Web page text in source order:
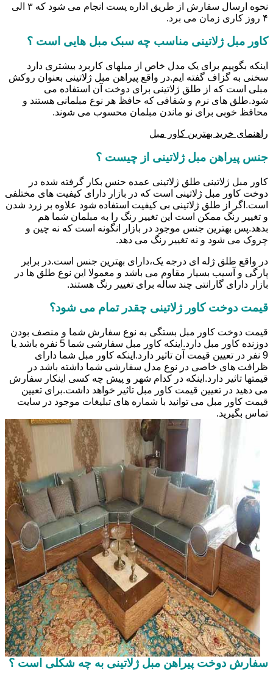
نحوه ارسال سفارش از طریق اداره پست انجام می شود که ۳ الی
۴ روز کاری زمان می برد.
کاور مبل ژلاتینی مناسب چه سبک مبل هایی است ؟
اینکه بگوییم برای یک مدل خاص از مبلهای کاربرد بیشتری دارد
سخنی به گزاف گفته ایم.در واقع پیراهن مبل ژلاتینی بعنوان روکش
مبلی است که از طلق ژلاتینی برای دوخت آن استفاده می
شود.طلق های نرم و شفافی که حافظ هر نوع مبلمانی هستند و
محافظ خوبی برای نو ماندن مبلمان محسوب می شوند.
راهنمای خرید بهترین کاور مبل
جنس پیراهن مبل ژلاتینی از چیست ؟
کاور مبل ژلاتینی طلق ژلاتینی عمده حنس بکار گرفته شده در
دوخت کاور مبل ژلاتینی است که در بازار دارای کیفیت های مختلفی
است.اگر از طلق ژلاتینی بی کیفیت استفاده شود علاوه بر زرد شدن
و تغییر رنگ ممکن است این تغییر رنگ را به مبلمان شما هم
بدهد.پس بهترین جنس موجود در بازار انگونه است که نه چین و
چروک می شود و نه تغییر رنگ می دهد.
در واقع طلق ژله ای درجه یک،دارای بهترین جنس است.در برابر
پارگی و آسیب بسیار مقاوم می باشد و معمولا این نوع طلق ها در
بازار دارای گارانتی چند ساله برای تغییر رنگ هستند.
قیمت دوخت کاور ژلاتینی چقدر تمام می شود؟
قیمت دوخت کاور مبل بستگی به نوع سفارش شما و منصف بودن
دوزنده کاور مبل دارد.اینکه کاور مبل سفارشی شما 5 نفره باشد یا
9 نفر در تعیین قیمت آن تاثیر دارد.اینکه کاور مبل شما دارای
ظرافت های خاصی در نوع مدل سفارشی شما داشته باشد در
قیمتها تاثیر دارد.اینکه در کدام شهر و پیش چه کسی اینکار سفارش
می دهید در تعیین قیمت کاور مبل تاثیر خواهد داشت.برای تعیین
قیمت کاور مبل می توانید با شماره های تبلیغات موجود در سایت
تماس بگیرید.
سفارش دوخت پیراهن مبل ژلاتینی به چه شکلی است ؟